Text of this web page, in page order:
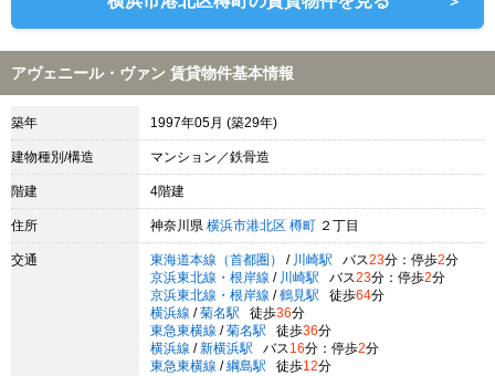
アヴェニール・ヴァン 賃貸物件基本情報
築年 1997年05月 (築29年)
建物種別/構造 マンション／鉄骨造
階建 4階建
住所 神奈川県 横浜市港北区 樽町 ２丁目
交通 東海道本線（首都圏） / 川崎駅 バス23分：停歩2分
京浜東北線・根岸線 / 川崎駅 バス23分：停歩2分
京浜東北線・根岸線 / 鶴見駅 徒歩64分
横浜線 / 菊名駅 徒歩36分
東急東横線 / 菊名駅 徒歩36分
横浜線 / 新横浜駅 バス 16分：停歩2分
東急東横線 / 綱島駅 徒歩12分